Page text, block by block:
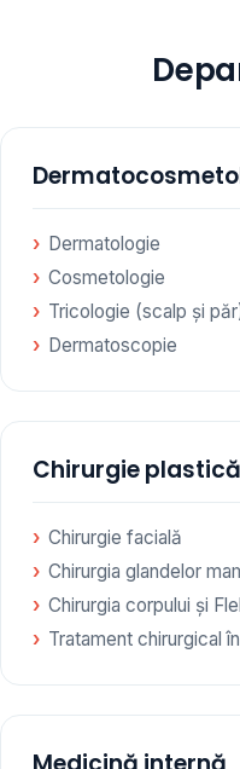
Dermatologie
Cosmetologie
Tricologie (scalp și
Dermatoscopie
Chirurgie
Chirurgie facială
Chirurgia glandelor
Chirurgia corpului și
Tratament chirurgical